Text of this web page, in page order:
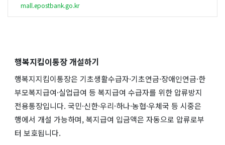
mall.epostbank.go.kr
행복지킴이통장 개설하기
행복지지킴이통장은 기초생활수급자·기초연금·장애인연금·한
부모복지급여·실업급여 등 복지급여 수급자를 위한 압류방지
전용통장입니다. 국민·신한·우리·하나·농협·우체국 등 시중은
행에서 개설 가능하며, 복지급여 입금액은 자동으로 압류로부
터 보호됩니다.